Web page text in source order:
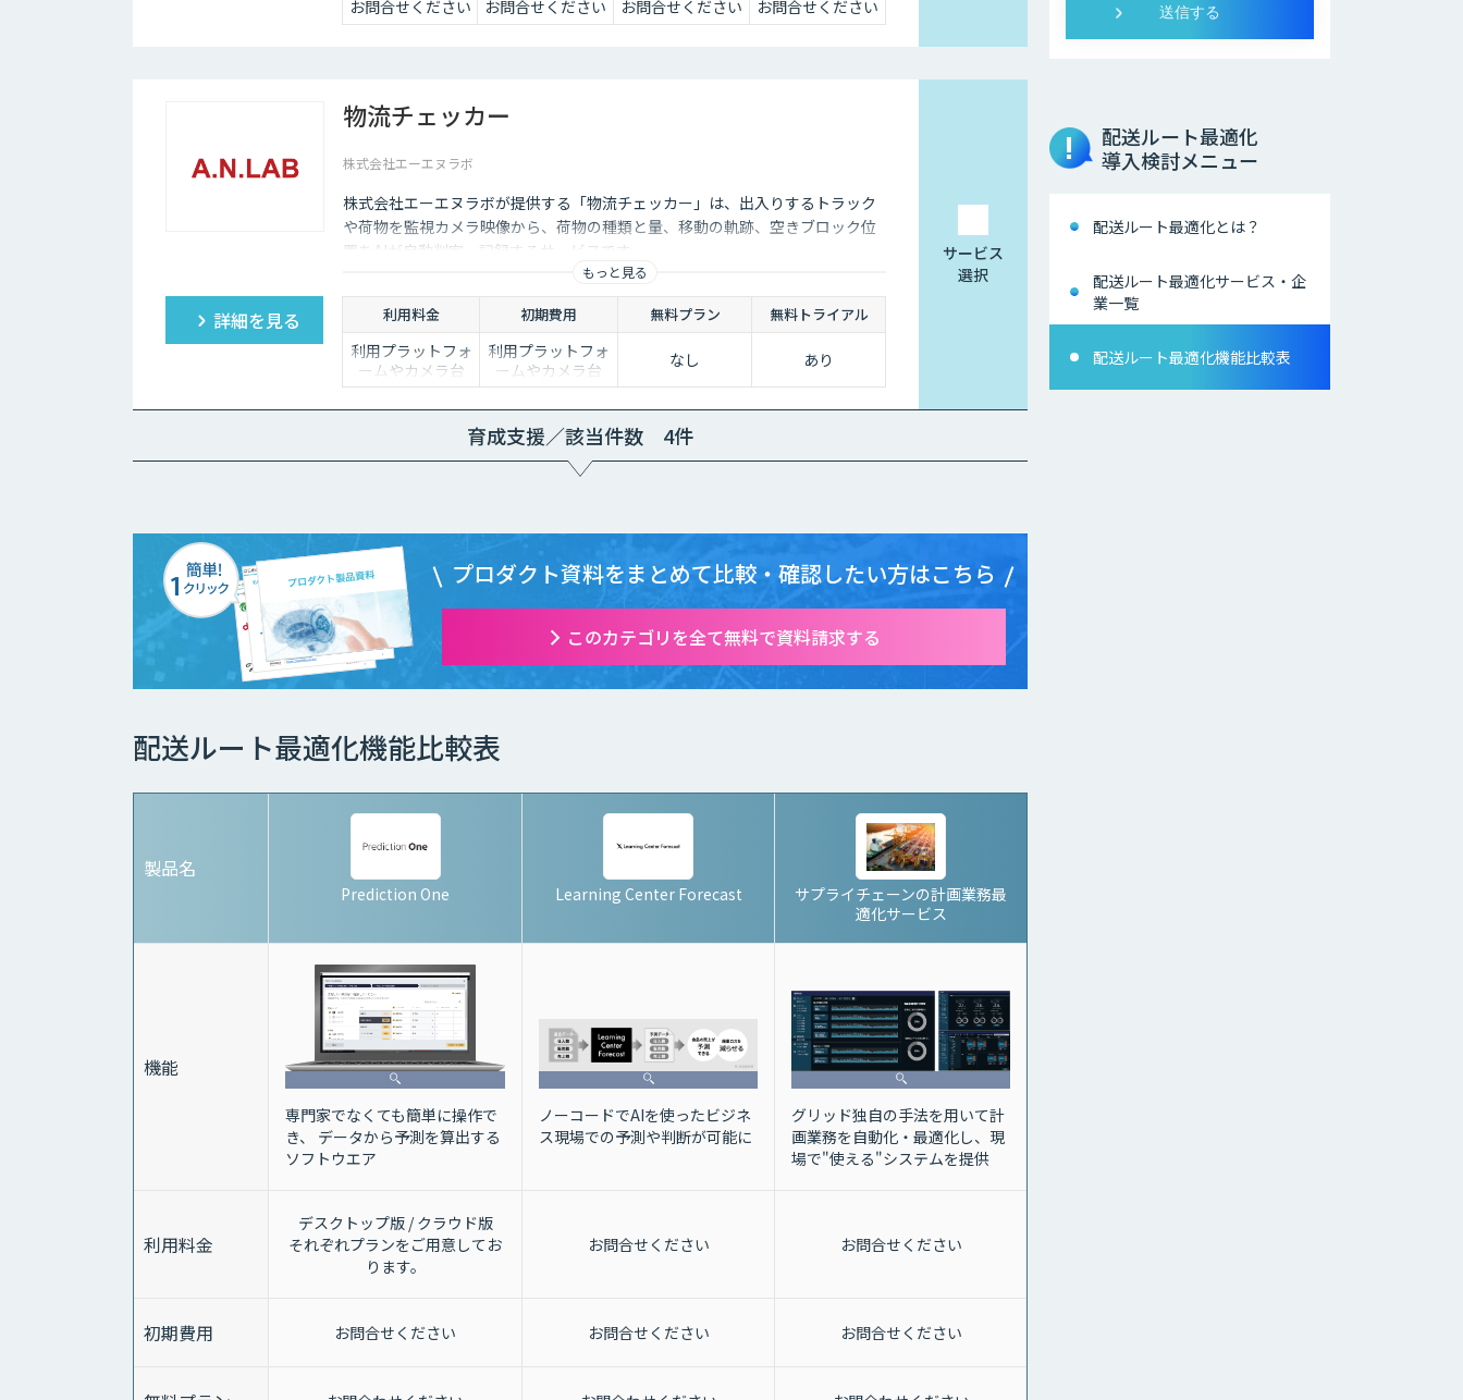
お問合せください お問合せください お問合せください お問合せください
物流チェッカー
株式会社エーエヌラボ
株式会社エーエヌラボが提供する「物流チェッカー」は、出入りするトラック
や荷物を監視カメラ映像から、荷物の種類と量、移動の軌跡、空きブロック位
置をAIが自動判定・記録するサービスです。
もっと見る
詳細を見る 利用料金 初期費用 無料プラン 無料トライアル
利用プラットフォ
ームやカメラ台
数、必要なチュー
ニングの量によっ
て別途見積となり
利用プラットフォ
ームやカメラ台
数、必要なチュー
ニングの量によっ
て別途見積となり
ます。
なし あり
サービス
選択
育成支援／該当件数 4件
プロダクト資料をまとめて比較・確認したい方はこちら
このカテゴリを全て無料で資料請求する
配送ルート最適化機能比較表
製品名
Prediction One Learning Center Forecast
サプライチェーンの計画業務最
適化サービス
機能
専門家でなくても簡単に操作で
き、 データから予測を算出する
ソフトウエア
ノーコードでAIを使ったビジネ
ス現場での予測や判断が可能に
グリッド独自の手法を用いて計
画業務を自動化・最適化し、現
場で"使える"システムを提供
利用料金
デスクトップ版 / クラウド版
それぞれプランをご用意してお
ります。
お問合せください お問合せください
初期費用 お問合せください お問合せください お問合せください
配送ルート最適化
導入検討メニュー
配送ルート最適化とは？
配送ルート最適化サービス・企
業一覧
配送ルート最適化機能比較表